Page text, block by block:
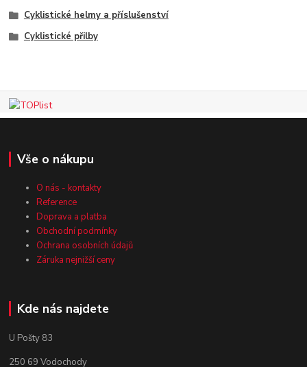
Cyklistické helmy a příslušenství
Cyklistické přilby
Vše o nákupu
O nás - kontakty
Reference
Doprava a platba
Obchodní podmínky
Ochrana osobních údajů
Záruka nejnižší ceny
Kde nás najdete
U Pošty 83
250 69 Vodochody